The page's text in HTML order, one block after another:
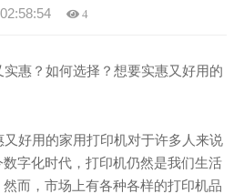
4
惠？如何选择？想要实惠又好用的
好用的家用打印机对于许多人来说
字化时代，打印机仍然是我们生活
而，市场上有各种各样的打印机品